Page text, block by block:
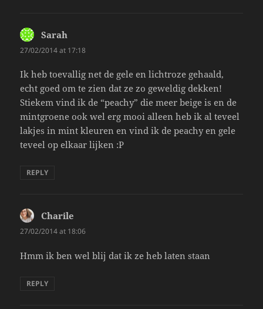
Sarah
27/02/2014 at 17:18
Ik heb toevallig net de gele en lichtroze gehaald,
echt goed om te zien dat ze zo geweldig dekken!
Stiekem vind ik de “peachy” die meer beige is en de
mintgroene ook wel erg mooi alleen heb ik al teveel
lakjes in mint kleuren en vind ik de peachy en gele
teveel op elkaar lijken :P
REPLY
Charile
27/02/2014 at 18:06
Hmm ik ben wel blij dat ik ze heb laten staan
REPLY